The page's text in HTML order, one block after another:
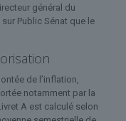
général du
Public Sénat que le
de l’inflation,
notamment par la
A est calculé selon